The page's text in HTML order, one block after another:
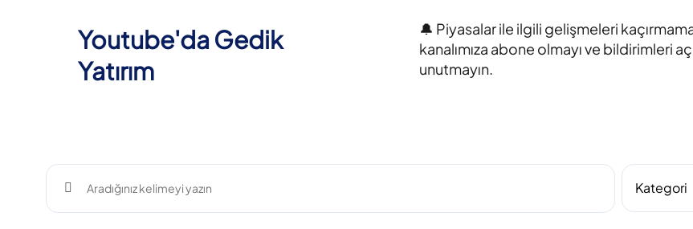
Youtube'da Gedik
Yatırım
🔔 Piyasalar ile ilgili gelişmeleri
kanalımıza abone olmayı ve bildirimleri
unutmayın.